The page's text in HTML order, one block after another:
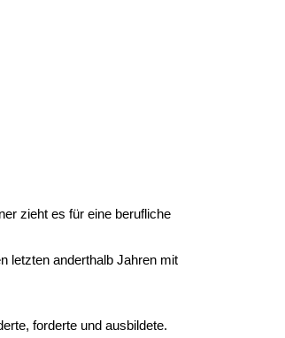
zieht es für eine berufliche
letzten anderthalb Jahren mit
forderte und ausbildete.